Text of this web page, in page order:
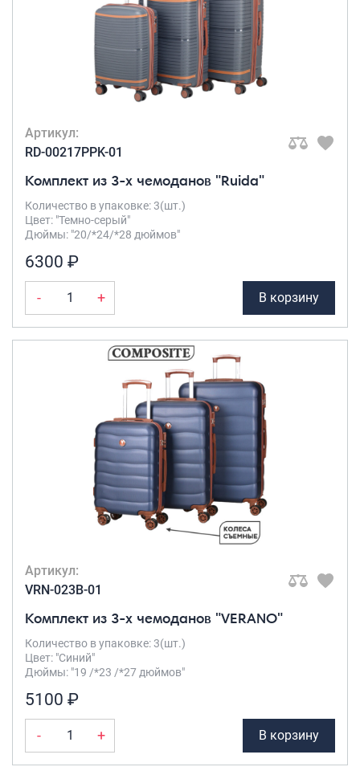
Артикул:
RD-00217PPK-01
Комплект из 3-х чемоданов "Ruida"
Количество в упаковке: 3(шт.)
Цвет: "Темно-серый"
Дюймы: "20/*24/*28 дюймов"
6300 ₽
- + В корзину
Артикул:
VRN-023B-01
Комплект из 3-х чемоданов "VERANO"
Количество в упаковке: 3(шт.)
Цвет: "Синий"
Дюймы: "19 /*23 /*27 дюймов"
5100 ₽
- + В корзину